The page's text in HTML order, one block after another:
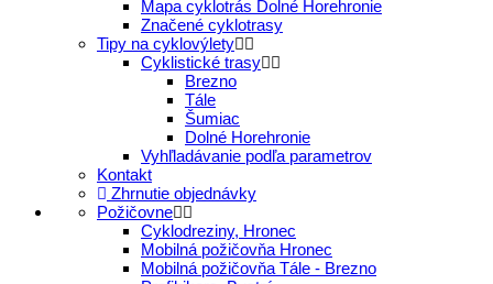
Mapa cyklotrás Dolné Horehronie
Značené cyklotrasy
Tipy na cyklovýlety
Cyklistické trasy
Brezno
Tále
Šumiac
Dolné Horehronie
Vyhľladávanie podľa parametrov
Kontakt
Zhrnutie objednávky
Požičovne
Cyklodreziny, Hronec
Mobilná požičovňa Hronec
Mobilná požičovňa Tále - Brezno